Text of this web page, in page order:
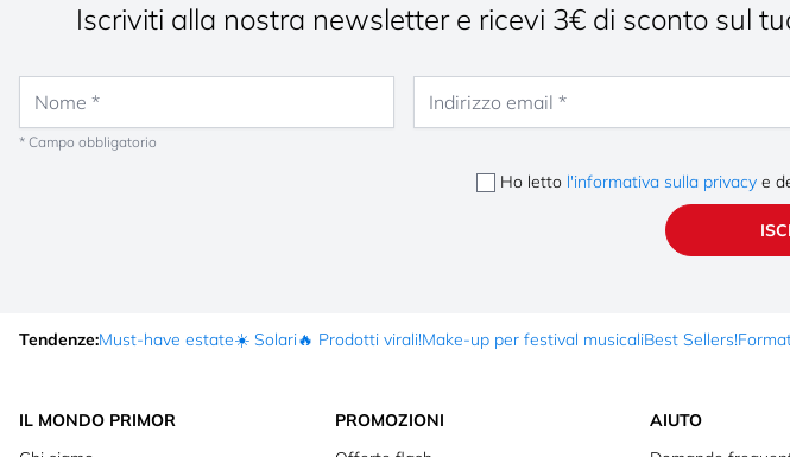
Iscriviti alla nostra newsletter e ricevi 3€ di sconto sul
* Campo obbligatorio
Ho letto l'informativa sulla privacye
Tendenze:Must-have estate☀️ Solari🔥 Prodotti virali!Make-up per festival musicaliBest Sellers!
IL MONDO PRIMOR
PROMOZIONI
AIUTO